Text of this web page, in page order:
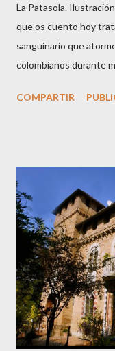
La Patasola.
que os cuento hoy
sanguinario que
colombianos durante
una hermosa mujer
Patasola es el espíritu
el jefe de su marido;
jefe con un machete y
su única pierna hasta
que era una mujer
un Viernes Santo,
hacer nada, y quedó
COMPARTIR